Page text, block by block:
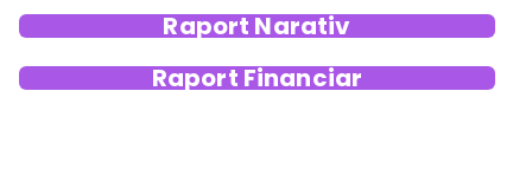
Raport Narativ
Raport Financiar